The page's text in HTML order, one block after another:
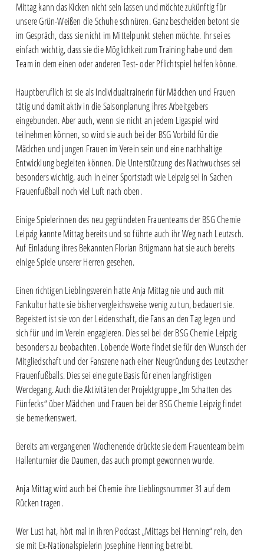
Mittag kann das Kicken nicht sein lassen und möchte zukünftig für
unsere Grün-Weißen die Schuhe schnüren. Ganz bescheiden betont sie
im Gespräch, dass sie nicht im Mittelpunkt stehen möchte. Ihr sei es
einfach wichtig, dass sie die Möglichkeit zum Training habe und dem
Team in dem einen oder anderen Test- oder Pflichtspiel helfen könne.
Hauptberuflich ist sie als Individualtrainerin für Mädchen und Frauen
tätig und damit aktiv in die Saisonplanung ihres Arbeitgebers
eingebunden. Aber auch, wenn sie nicht an jedem Ligaspiel wird
teilnehmen können, so wird sie auch bei der BSG Vorbild für die
Mädchen und jungen Frauen im Verein sein und eine nachhaltige
Entwicklung begleiten können. Die Unterstützung des Nachwuchses sei
besonders wichtig, auch in einer Sportstadt wie Leipzig sei in Sachen
Frauenfußball noch viel Luft nach oben.
Einige Spielerinnen des neu gegründeten Frauenteams der BSG Chemie
Leipzig kannte Mittag bereits und so führte auch ihr Weg nach Leutzsch.
Auf Einladung ihres Bekannten Florian Brügmann hat sie auch bereits
einige Spiele unserer Herren gesehen.
Einen richtigen Lieblingsverein hatte Anja Mittag nie und auch mit
Fankultur hatte sie bisher vergleichsweise wenig zu tun, bedauert sie.
Begeistert ist sie von der Leidenschaft, die Fans an den Tag legen und
sich für und im Verein engagieren. Dies sei bei der BSG Chemie Leipzig
besonders zu beobachten. Lobende Worte findet sie für den Wunsch der
Mitgliedschaft und der Fanszene nach einer Neugründung des Leutzscher
Frauenfußballs. Dies sei eine gute Basis für einen langfristigen
Werdegang. Auch die Aktivitäten der Projektgruppe „Im Schatten des
Fünfecks“ über Mädchen und Frauen bei der BSG Chemie Leipzig findet
sie bemerkenswert.
Bereits am vergangenen Wochenende drückte sie dem Frauenteam beim
Hallenturnier die Daumen, das auch prompt gewonnen wurde.
Anja Mittag wird auch bei Chemie ihre Lieblingsnummer 31 auf dem
Rücken tragen.
Wer Lust hat, hört mal in ihren Podcast „Mittags bei Henning“ rein, den
sie mit Ex-Nationalspielerin Josephine Henning betreibt.